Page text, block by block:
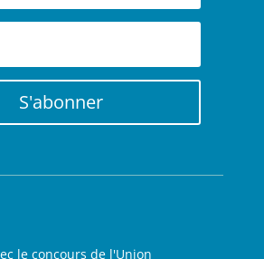
S'abonner
le concours de l'Union